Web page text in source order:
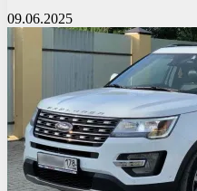
09.06.2025